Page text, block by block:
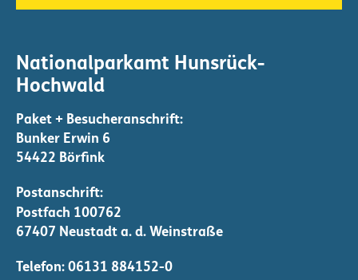
Nationalparkamt Hunsrück-
Hochwald
Bunker Erwin 6
54422 Börfink
Telefon: 06131 884152-0